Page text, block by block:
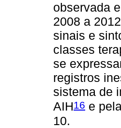
observada
2008 a
sinais e
classes
se
registros
sistema de
AIH16 e
10.